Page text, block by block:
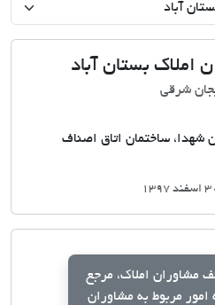
املاک بستان آباد
شرقی
شهدا، ساختمان اتاق اصناف
مشاوران املاک، مرجع
مربوط به مشاوران